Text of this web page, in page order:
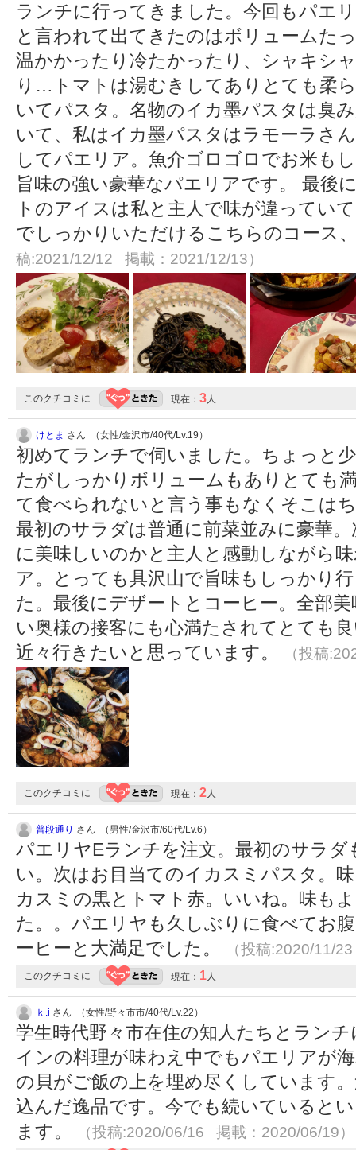
ランチに行ってきました。今回もパエ
と言われて出てきたのはボリュームた
温かかったり冷たかったり、シャキシ
り…トマトは湯むきしてありとても柔
いてパスタ。名物のイカ墨パスタは臭
いて、私はイカ墨パスタはラモーラさ
してパエリア。魚介ゴロゴロでお米も
旨味の強い豪華なパエリアです。 最後
トのアイスは私と主人で味が違ってい
でしっかりいただけるこちらのコース
稿:2021/12/12 掲載：2021/12/13）
このクチコミに 現在： 3人
けとま さん （女性/金沢市/40代/Lv.19）
初めてランチで伺いました。ちょっと
たがしっかりボリュームもありとても
て食べられないと言う事もなくそこは
最初のサラダは普通に前菜並みに豪華
に美味しいのかと主人と感動しながら
ア。とっても具沢山で旨味もしっかり
た。最後にデザートとコーヒー。全部
い奥様の接客にも心満たされてとても
近々行きたいと思っています。
（投稿
このクチコミに 現在： 2人
普段通り さん （男性/金沢市/60代/Lv.6）
パエリヤEランチを注文。最初のサラ
い。次はお目当てのイカスミパスタ。
カスミの黒とトマト赤。いいね。味も
た。。パエリヤも久しぶりに食べてお
ーヒーと大満足でした。
（投稿:2020/11/
このクチコミに 現在： 1人
ｋ.i さん （女性/野々市市/40代/Lv.22）
学生時代野々市在住の知人たちとラン
インの料理が味わえ中でもパエリアが
の貝がご飯の上を埋め尽くしています
込んだ逸品です。今でも続いていると
ます。
（投稿:2020/06/16 掲載：2020/06/19）